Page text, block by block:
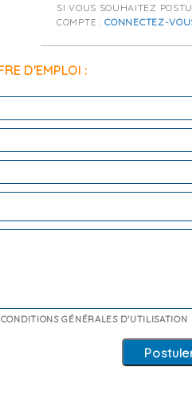
SI VOUS SOUHAITEZ
COMPTE :CONNECTEZ-
D'EMPLOI :
GÉNÉRALES D'UTILISATION